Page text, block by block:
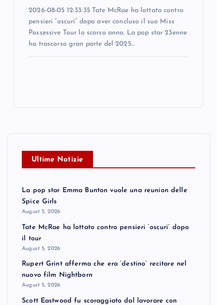
2026-08-05 12:33:35 Tate McRae ha lottato contro
pensieri “oscuri” dopo aver concluso il suo Miss
Possessive Tour lo scorso anno. La pop star 23enne
ha trascorso gran parte del 2025…
Ultime Notizie
La pop star Emma Bunton vuole una reunion delle
Spice Girls
August 5, 2026
Tate McRae ha lottato contro pensieri ‘oscuri’ dopo
il tour
August 5, 2026
Rupert Grint afferma che era ‘destino’ recitare nel
nuovo film Nightborn
August 5, 2026
Scott Eastwood fu scoraggiato dal lavorare con